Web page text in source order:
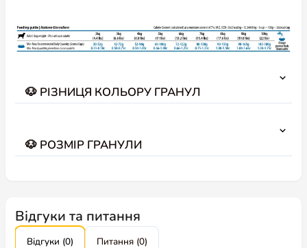
🐶 РІЗНИЦЯ КОЛЬОРУ ГРАНУЛ
🐶 РОЗМІР ГРАНУЛИ
AmigoVet